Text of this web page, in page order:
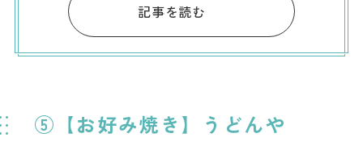
記事を読む
⑤【お好み焼き】うどんや